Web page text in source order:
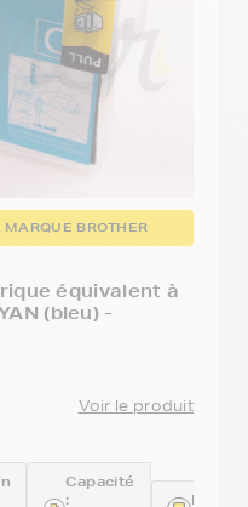
BROTHER
équivalent à
(bleu) -
Voir le produit
Capacité
: